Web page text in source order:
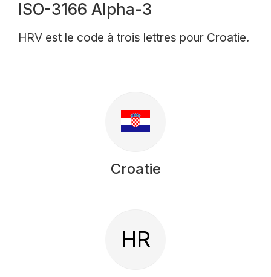
ISO-3166 Alpha-3
HRV est le code à trois lettres pour Croatie.
Croatie
HR